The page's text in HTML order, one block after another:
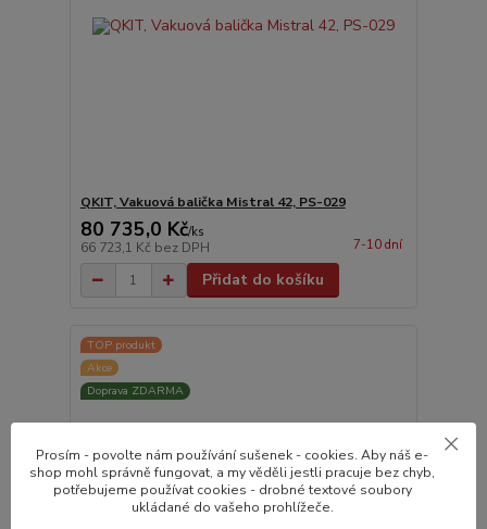
QKIT, Vakuová balička Mistral 42, PS-029
80 735,0 Kč/ks
66 723,1 Kč bez DPH 7-10 dní
Přidat do košíku
TOP produkt
Akce
Doprava ZDARMA
Prosím - povolte nám používání sušenek - cookies. Aby náš e-
shop mohl správně fungovat, a my věděli jestli pracuje bez chyb,
potřebujeme používat cookies - drobné textové soubory
ukládané do vašeho prohlížeče.